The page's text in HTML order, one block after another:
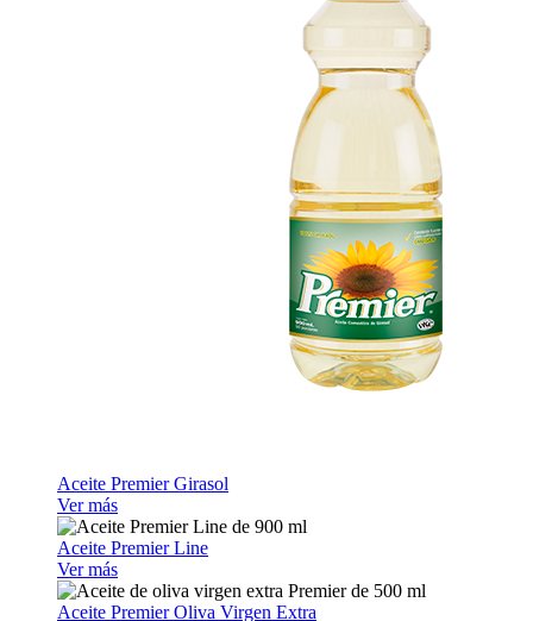
Aceite Premier Girasol
Ver más
Aceite Premier Line
Ver más
Aceite Premier Oliva Virgen Extra